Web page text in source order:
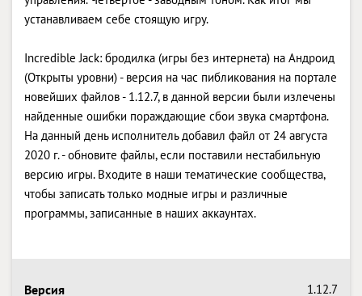
устанавливаем себе стоящую игру.
Incredible Jack: бродилка (игры без интернета) на Андроид
(Открыты уровни) - версия на час пибликования на портале
новейших файлов - 1.12.7, в данной версии были излечены
найденные ошибки пораждающие сбои звука смартфона.
На данный день исполнитель добавил файл от 24 августа
2020 г. - обновите файлы, если поставили нестабильную
версию игры. Входите в наши тематические сообщества,
чтобы записать только модные игры и различные
программы, записанные в наших аккаунтах.
Версия 1.12.7